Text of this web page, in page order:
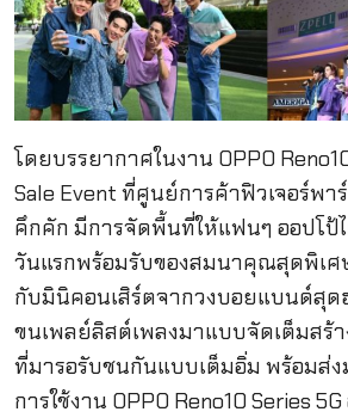
โดยบรรยากาศในงาน OPPO
Sale Event ที่ศูนย์การค้าฟิวเจอร์พา
คึกคัก มีการจัดพื้นที่ให้แฟนๆ ออปโป้
วันแรกพร้อมรับของสมนาคุณสุดพิเศ
กับมินิคอนเสิร์ตจากวงบอยแบนด์สุด
ขนเพลย์ลิสต์เพลงมาแบบจัดเต็มสร้
ที่มารอรับชนกันแบบเต็มอิ่ม พร้อมส่
การใช้งาน OPPO Reno10 Series